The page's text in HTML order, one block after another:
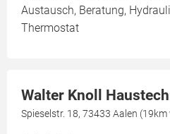
Austausch, Beratung,
Thermostat
Walter Knoll
Spieselstr. 18, 73433 Aalen